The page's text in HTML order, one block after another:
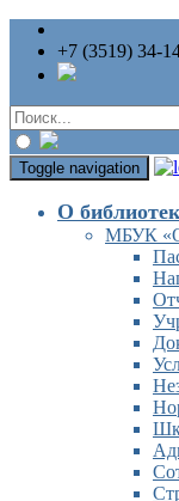
+7 (3519) 34-
Toggle navigation
О
МБУК